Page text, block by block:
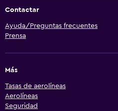
Contactar
Ayuda/Preguntas frecuentes
Prensa
Más
Tasas de aerolíneas
Aerolíneas
Seguridad